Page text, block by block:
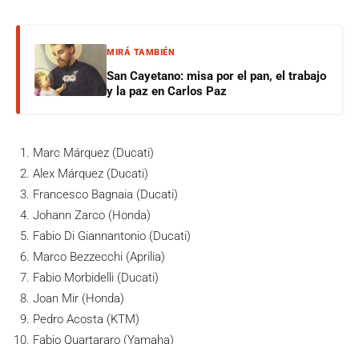
MIRÁ TAMBIÉN
San Cayetano: misa por el pan, el trabajo
y la paz en Carlos Paz
Marc Márquez (Ducati)
Alex Márquez (Ducati)
Francesco Bagnaia (Ducati)
Johann Zarco (Honda)
Fabio Di Giannantonio (Ducati)
Marco Bezzecchi (Aprilia)
Fabio Morbidelli (Ducati)
Joan Mir (Honda)
Pedro Acosta (KTM)
Fabio Quartararo (Yamaha)